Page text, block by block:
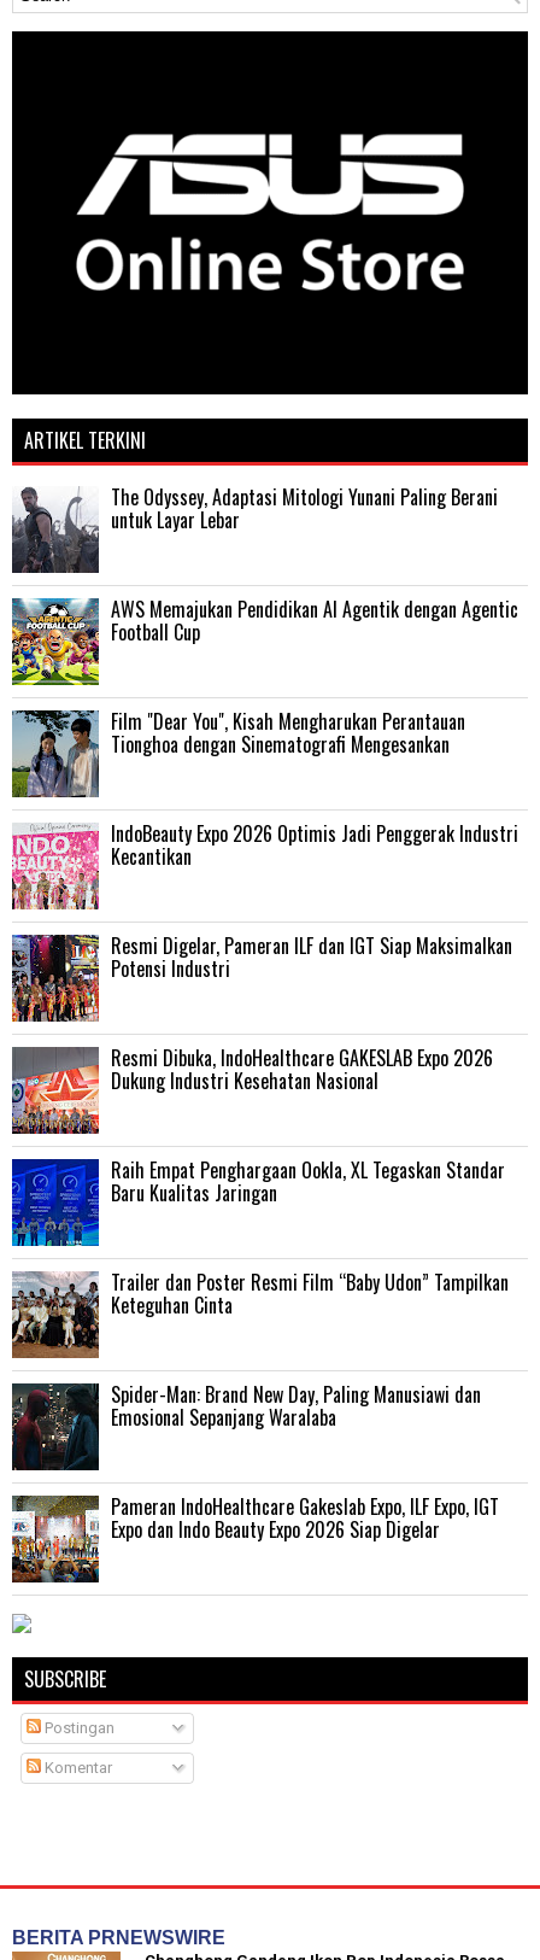
ARTIKEL TERKINI
The Odyssey, Adaptasi Mitologi Yunani Paling Berani
untuk Layar Lebar
AWS Memajukan Pendidikan AI Agentik dengan Agentic
Football Cup
Film "Dear You", Kisah Mengharukan Perantauan
Tionghoa dengan Sinematografi Mengesankan
IndoBeauty Expo 2026 Optimis Jadi Penggerak Industri
Kecantikan
Resmi Digelar, Pameran ILF dan IGT Siap Maksimalkan
Potensi Industri
Resmi Dibuka, IndoHealthcare GAKESLAB Expo 2026
Dukung Industri Kesehatan Nasional
Raih Empat Penghargaan Ookla, XL Tegaskan Standar
Baru Kualitas Jaringan
Trailer dan Poster Resmi Film “Baby Udon” Tampilkan
Keteguhan Cinta
‎Spider-Man: Brand New Day, Paling Manusiawi dan
Emosional Sepanjang Waralaba
Pameran IndoHealthcare Gakeslab Expo, ILF Expo, IGT
Expo dan Indo Beauty Expo 2026 Siap Digelar
SUBSCRIBE
Postingan
Komentar
BERITA PRNEWSWIRE